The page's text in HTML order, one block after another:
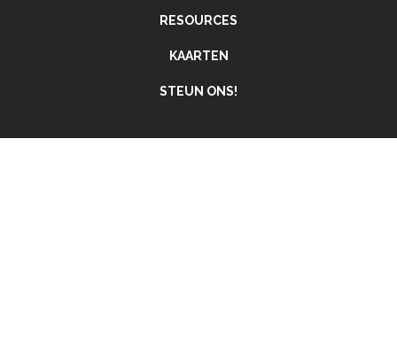
RESOURCES
KAARTEN
STEUN ONS!